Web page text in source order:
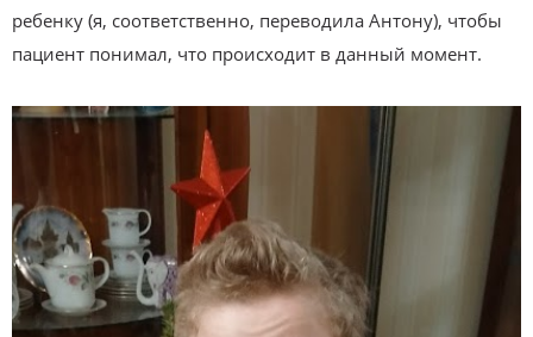
ребенку (я, соответственно, переводила Антону), чтобы
пациент понимал, что происходит в данный момент.